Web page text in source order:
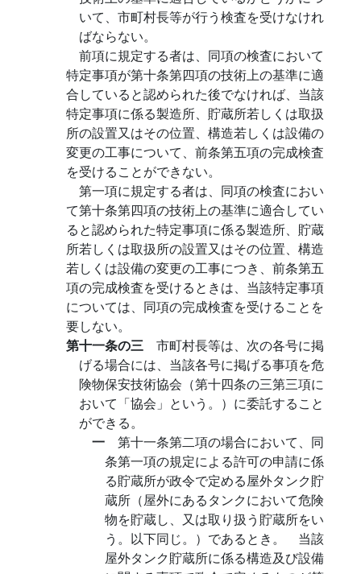
いて、市町村長等が行う検査を受けなけれ
ばならない。
前項に規定する者は、同項の検査において
特定事項が第十条第四項の技術上の基準に適
合していると認められた後でなければ、当該
特定事項に係る製造所、貯蔵所若しくは取扱
所の設置又はその位置、構造若しくは設備の
変更の工事について、前条第五項の完成検査
を受けることができない。
第一項に規定する者は、同項の検査におい
て第十条第四項の技術上の基準に適合してい
ると認められた特定事項に係る製造所、貯蔵
所若しくは取扱所の設置又はその位置、構造
若しくは設備の変更の工事につき、前条第五
項の完成検査を受けるときは、当該特定事項
については、同項の完成検査を受けることを
要しない。
第十一条の三 市町村長等は、次の各号に掲
げる場合には、当該各号に掲げる事項を危
険物保安技術協会（第十四条の三第三項に
おいて「協会」という。）に委託すること
ができる。
一 第十一条第二項の場合において、同
条第一項の規定による許可の申請に係
る貯蔵所が政令で定める屋外タンク貯
蔵所（屋外にあるタンクにおいて危険
物を貯蔵し、又は取り扱う貯蔵所をい
う。以下同じ。）であるとき。 当該
屋外タンク貯蔵所に係る構造及び設備